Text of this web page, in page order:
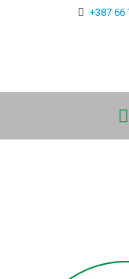
+387 66